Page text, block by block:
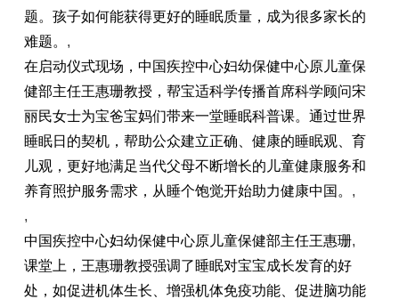
题。孩子如何能获得更好的睡眠质量，成为很多家长的
难题。 ,
在启动仪式现场，中国疾控中心妇幼保健中心原儿童保
健部主任王惠珊教授，帮宝适科学传播首席科学顾问宋
丽民女士为宝爸宝妈们带来一堂睡眠科普课。通过世界
睡眠日的契机，帮助公众建立正确、健康的睡眠观、育
儿观，更好地满足当代父母不断增长的儿童健康服务和
养育照护服务需求，从睡个饱觉开始助力健康中国。 ,
,
中国疾控中心妇幼保健中心原儿童保健部主任王惠珊,
课堂上，王惠珊教授强调了睡眠对宝宝成长发育的好
处，如促进机体生长、增强机体免疫功能、促进脑功能